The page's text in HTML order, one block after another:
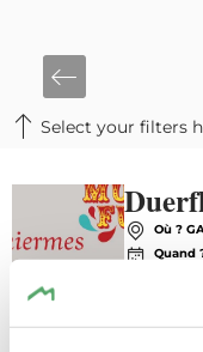
Select your filters
Où ?
Quand